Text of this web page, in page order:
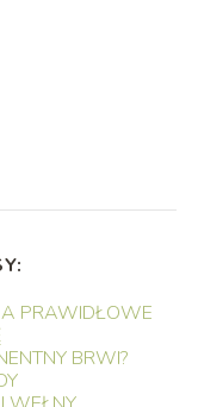
PRAWIDŁOWE
BRWI?